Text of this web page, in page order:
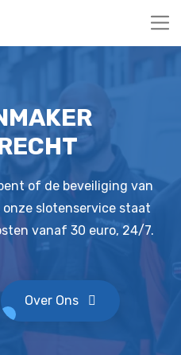
of de beveiliging van
slotenservice staat
vanaf 30 euro, 24/7.
Over Ons